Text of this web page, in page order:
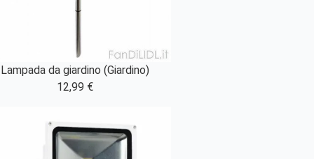
Lampada da giardino (Giardino)
12,99 €